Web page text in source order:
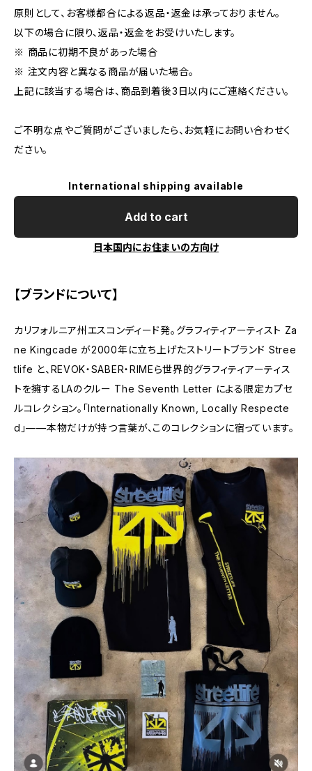
原則として、お客様都合による返品・返金は承っておりません。
以下の場合に限り、返品・返金をお受けいたします。
※ 商品に初期不良があった場合
※ 注文内容と異なる商品が届いた場合。
上記に該当する場合は、商品到着後3日以内にご連絡ください。
ご不明な点やご質問がございましたら、お気軽にお問い合わせく
ださい。
International shipping available
Add to cart
日本国内にお住まいの方向け
【ブランドについて】
カリフォルニア州エスコンディード発。グラフィティアーティスト Za
ne Kingcade が2000年に立ち上げたストリートブランド Stree
tlife と、REVOK・SABER・RIMEら世界的グラフィティアーティス
トを擁するLAのクルー The Seventh Letter による限定カプセ
ルコレクション。「Internationally Known, Locally Respecte
d」——本物だけが持つ言葉が、このコレクションに宿っています。​​​​​​​​​​​​​​​​